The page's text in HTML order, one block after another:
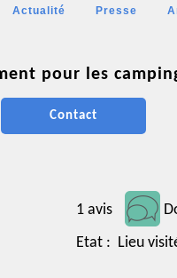
Actualité Presse
pour les
Contact
1 avis
Etat : Lieu